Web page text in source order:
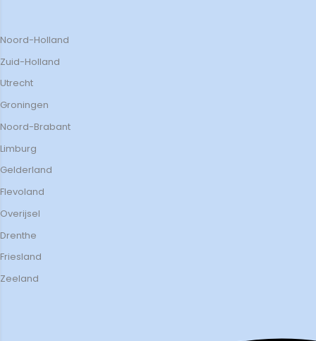
Noord-Holland
Zuid-Holland
Utrecht
Groningen
Noord-Brabant
Limburg
Gelderland
Flevoland
Overijsel
Drenthe
Friesland
Zeeland